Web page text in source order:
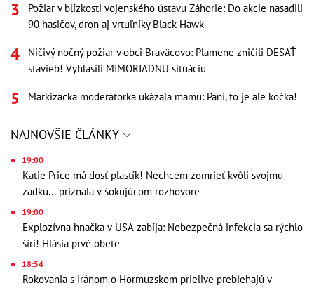
Požiar v blízkosti vojenského ústavu Záhorie: Do akcie nasadili
90 hasičov, dron aj vrtuľníky Black Hawk
Ničivý nočný požiar v obci Braväcovo: Plamene zničili DESAŤ
stavieb! Vyhlásili MIMORIADNU situáciu
Markizácka moderátorka ukázala mamu: Páni, to je ale kočka!
NAJNOVŠIE ČLÁNKY
19:00
Katie Price má dosť plastík! Nechcem zomrieť kvôli svojmu
zadku... priznala v šokujúcom rozhovore
19:00
Explozívna hnačka v USA zabíja: Nebezpečná infekcia sa rýchlo
šíri! Hlásia prvé obete
18:54
Rokovania s Iránom o Hormuzskom prielive prebiehajú v